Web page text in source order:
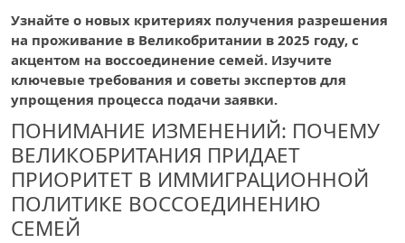
Узнайте о новых критериях получения разрешения
на проживание в Великобритании в 2025 году, с
акцентом на воссоединение семей. Изучите
ключевые требования и советы экспертов для
упрощения процесса подачи заявки.
ПОНИМАНИЕ ИЗМЕНЕНИЙ: ПОЧЕМУ
ВЕЛИКОБРИТАНИЯ ПРИДАЕТ
ПРИОРИТЕТ В ИММИГРАЦИОННОЙ
ПОЛИТИКЕ ВОССОЕДИНЕНИЮ
СЕМЕЙ